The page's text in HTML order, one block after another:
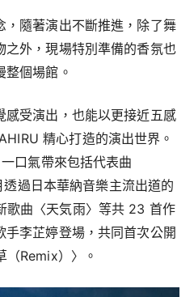
，隨著演出不斷推進，除了舞
之外，現場特別準備的香氛也
整個場館。
感受演出，也能以更接近五感
精心打造的演出世界。
口氣帶來包括代表曲
過日本華納音樂主流出道的
歌曲〈天気雨〉等共 23 首作
手李芷婷登場，共同首次公開
（Remix）〉。